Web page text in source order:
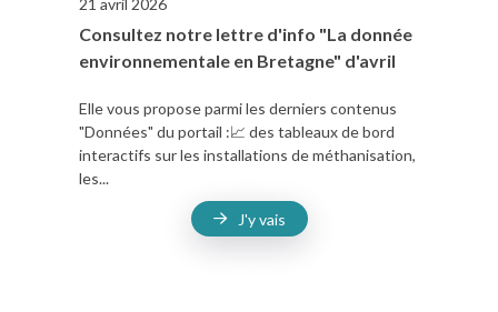
21 avril 2026
Consultez notre lettre d'info "La donnée
environnementale en Bretagne" d'avril
Elle vous propose parmi les derniers contenus
"Données" du portail :📈 des tableaux de bord
interactifs sur les installations de méthanisation,
les...
J'y vais